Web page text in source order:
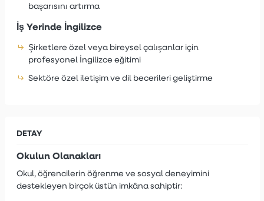
başarısını artırma
İş Yerinde İngilizce
Şirketlere özel veya bireysel çalışanlar için
profesyonel İngilizce eğitimi
Sektöre özel iletişim ve dil becerileri geliştirme
DETAY
Okulun Olanakları
Okul, öğrencilerin öğrenme ve sosyal deneyimini
destekleyen birçok üstün imkâna sahiptir: